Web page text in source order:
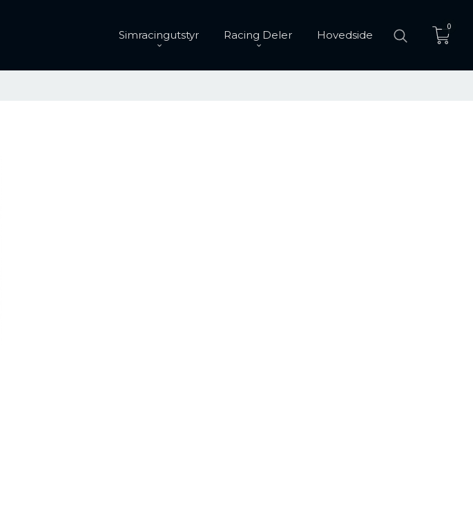
Simracingutstyr Racing Deler Hovedside
0